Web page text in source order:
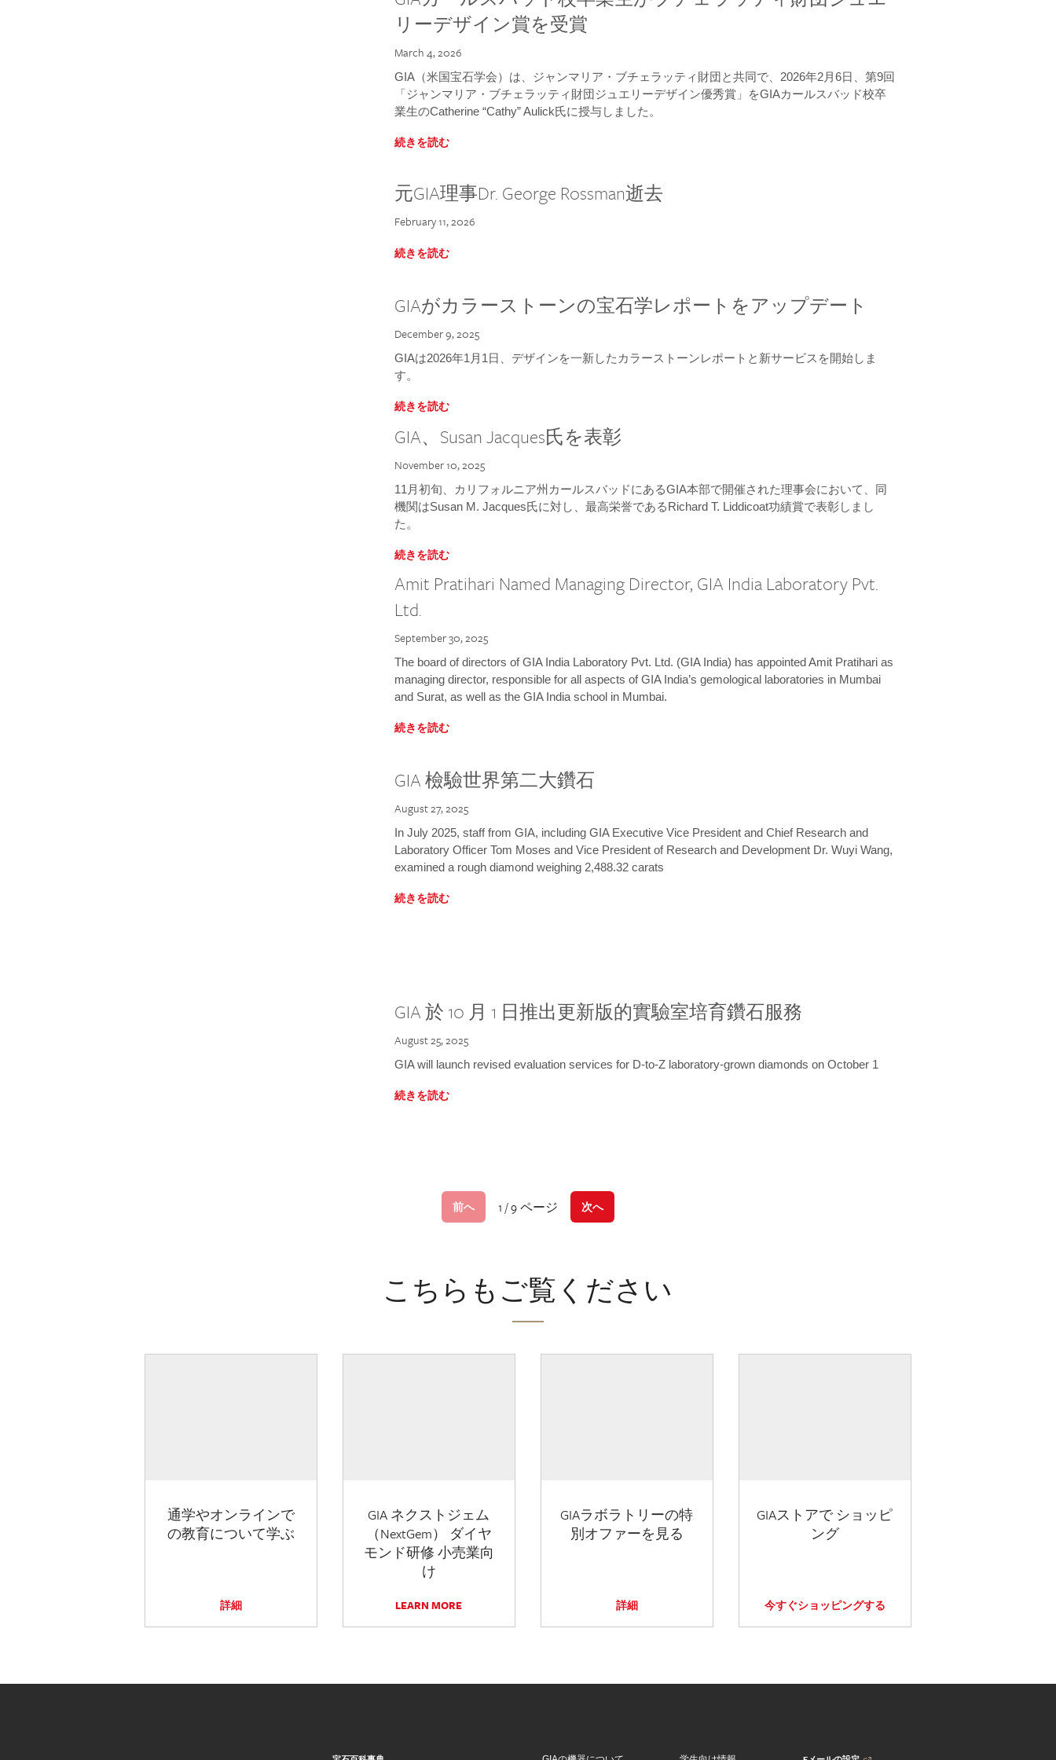
リーデザイン賞を受賞
March 4, 2026
GIA（米国宝石学会）は、ジャンマリア・ブチェラッティ財団と共同で、2026年2月6日、第9回
「ジャンマリア・ブチェラッティ財団ジュエリーデザイン優秀賞」をGIAカールスバッド校卒
業生のCatherine “Cathy” Aulick氏に授与しました。
続きを読む
元GIA理事Dr. George Rossman逝去
February 11, 2026
続きを読む
GIAがカラーストーンの宝石学レポートをアップデート
December 9, 2025
GIAは2026年1月1日、デザインを一新したカラーストーンレポートと新サービスを開始しま
す。
続きを読む
GIA、Susan Jacques氏を表彰
November 10, 2025
11月初旬、カリフォルニア州カールスバッドにあるGIA本部で開催された理事会において、同
機関はSusan M. Jacques氏に対し、最高栄誉であるRichard T. Liddicoat功績賞で表彰しまし
た。
続きを読む
Amit Pratihari Named Managing Director, GIA India Laboratory Pvt.
Ltd.
September 30, 2025
The board of directors of GIA India Laboratory Pvt. Ltd. (GIA India) has appointed Amit Pratihari as
managing director, responsible for all aspects of GIA India’s gemological laboratories in Mumbai
and Surat, as well as the GIA India school in Mumbai.
続きを読む
GIA 檢驗世界第二大鑽石
August 27, 2025
In July 2025, staff from GIA, including GIA Executive Vice President and Chief Research and
Laboratory Officer Tom Moses and Vice President of Research and Development Dr. Wuyi Wang,
examined a rough diamond weighing 2,488.32 carats
続きを読む
GIA 於 10 月 1 日推出更新版的實驗室培育鑽石服務
August 25, 2025
GIA will launch revised evaluation services for D-to-Z laboratory-grown diamonds on October 1
続きを読む
前へ 1 / 9 ページ 次へ
こちらもご覧ください
通学やオンラインで
の教育について学ぶ
詳細
GIA ネクストジェム
（NextGem） ダイヤ
モンド研修 小売業向
け
LEARN MORE
GIAラボラトリーの特
別オファーを見る
詳細
GIAストアで ショッピ
ング
今すぐショッピングする